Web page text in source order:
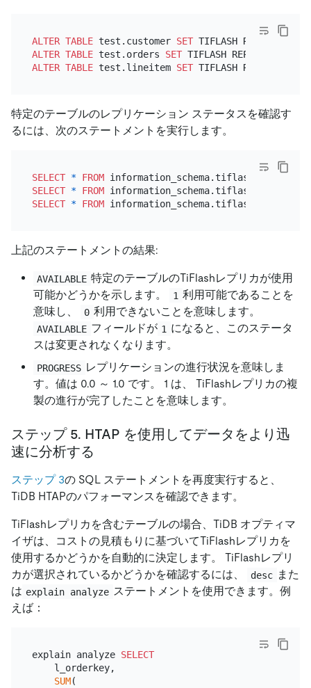
ALTER TABLE test.customer SET TIFLASH REPLICA
ALTER TABLE test.orders SET TIFLASH REPLICA
ALTER TABLE test.lineitem SET TIFLASH REPLICA
特定のテーブルのレプリケーション ステータスを確認す
るには、次のステートメントを実行します。
SELECT * FROM information_schema.tiflash_replica
SELECT * FROM information_schema.tiflash_replica
SELECT * FROM information_schema.tiflash_replica
上記のステートメントの結果:
AVAILABLE 特定のテーブルのTiFlashレプリカが使用
可能かどうかを示します。
1 利用可能であることを
意味し、
0 利用できないことを意味します。
AVAILABLE フィールドが 1 になると、このステータ
スは変更されなくなります。
PROGRESS レプリケーションの進行状況を意味しま
す。値は 0.0 ～ 1.0 です。 1 は、 TiFlashレプリカの複
製の進行が完了したことを意味します。
ステップ 5. HTAP を使用してデータをより迅
速に分析する
ステップ 3の SQL ステートメントを再度実行すると、
TiDB HTAPのパフォーマンスを確認できます。
TiFlashレプリカを含むテーブルの場合、TiDB オプティマ
イザは、コストの見積もりに基づいてTiFlashレプリカを
使用するかどうかを自動的に決定します。 TiFlashレプリ
カが選択されているかどうかを確認するには、
desc また
は explain analyze ステートメントを使用できます。例
えば：
explain analyze SELECT
    l_orderkey,
SUM(